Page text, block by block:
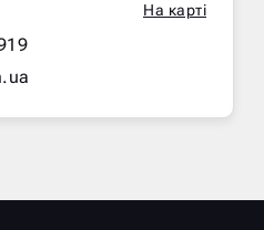
На карті